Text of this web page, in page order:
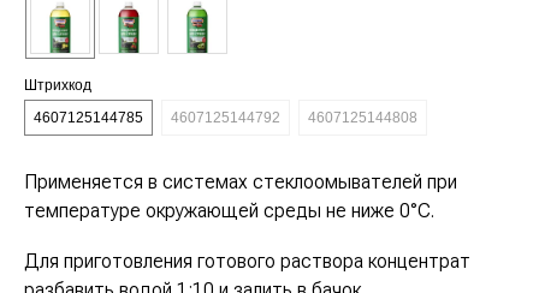
Штрихкод
4607125144785
4607125144792 4607125144808
Применяется в системах стеклоомывателей при
температуре окружающей среды не ниже 0°С.
Для приготовления готового раствора концентрат